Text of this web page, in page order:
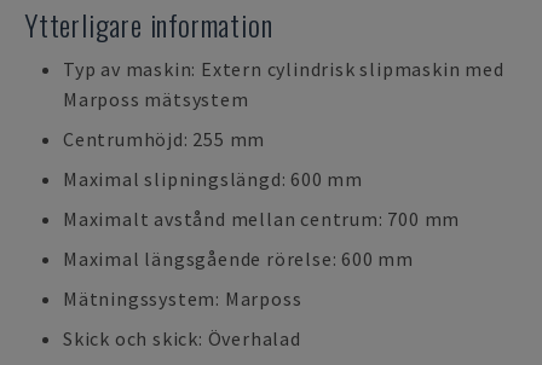
Ytterligare information
Typ av maskin: Extern cylindrisk slipmaskin med
Marposs mätsystem
Centrumhöjd: 255 mm
Maximal slipningslängd: 600 mm
Maximalt avstånd mellan centrum: 700 mm
Maximal längsgående rörelse: 600 mm
Mätningssystem: Marposs
Skick och skick: Överhalad